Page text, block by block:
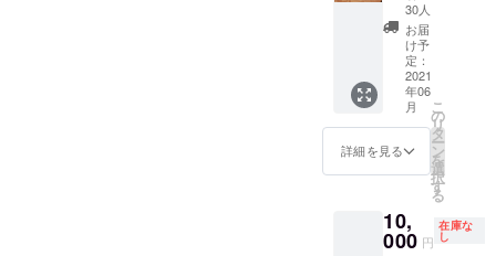
(NVY)
<<限定
10個>>
■2021
年6月末
頃 発送
予定
¥15,000
→¥10,0
00 カ
ラー：
ブラウ
(BRN)
<<限定
30個>>
■2021
頃 発送
予定
30人
お届
け予
定：
2021
年06
月
詳細を見る
こ
の
リ
タ
ー
ン
を
選
択
す
る
10,
000 円
在庫な
し